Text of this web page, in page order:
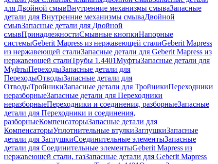
для Двойной смывВнутренние механизмы смываЗапасные
детали для Внутренние механизмы смываДвойной
смывЗапасные детали для Двойной
смывПринадлежностиСмывные кнопкиНапорные
системыGeberit Mapress из нержавеющей сталиGeberit Mapress
из нержавеющей сталиЗапасные детали для Geberit Mapress из
нержавеющей сталиТрубы 1.4401МуфтыЗапасные детали для
МуфтыПереходыЗапасные детали для
ПереходыОтводыЗапасные детали для
ОтводыТройникиЗапасные детали для ТройникиПереходники
неразборныеЗапасные детали для Переходники
неразборныеПереходники и соединения, разборныеЗапасные
детали для Переходники и соединения,
разборныеКомпенсаторыЗапасные детали для
КомпенсаторыУплотнительные втулкиЗаглушкиЗапасные
детали для ЗаглушкиСоединительные элементыЗапасные
детали для Соединительные элементыGeberit Mapress из
нержавеющей стали, газЗапасные детали для Geberit Mapress